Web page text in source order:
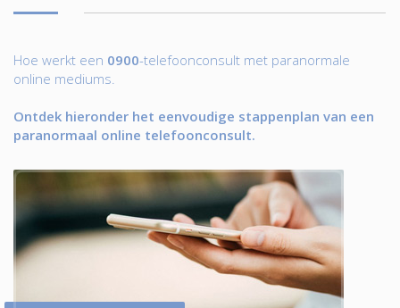
Hoe werkt een 0900-telefoonconsult met paranormale
online mediums.
Ontdek hieronder het eenvoudige stappenplan van een
paranormaal online telefoonconsult.